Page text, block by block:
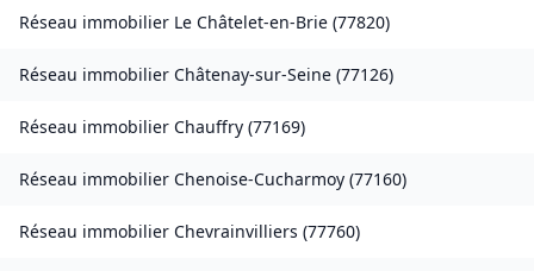
Réseau immobilier Le Châtelet-en-Brie (77820)
Réseau immobilier Châtenay-sur-Seine (77126)
Réseau immobilier Chauffry (77169)
Réseau immobilier Chenoise-Cucharmoy (77160)
Réseau immobilier Chevrainvilliers (77760)